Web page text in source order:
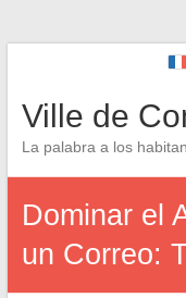
Ville de
La palabra a los
Dominar el
un Correo: